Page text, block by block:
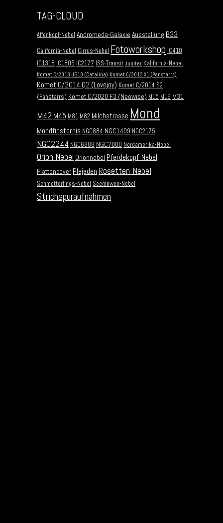
TAG-CLOUD
Affenkopf-Nebel Andromeda-Galaxie Ausstellung B33
California-Nebel Cirrus-Nebel Fotoworkshop IC410
IC1318 IC1805 IC2177 ISS-Transit Jupiter Kalifornia-Nebel
Komet C/2013 US10 (Catalina) Komet C/2013 X1 (Panstarrs)
Komet C/2014 Q2 (Lovejoy) Komet C/2014 S2
(Panstarrs) Komet C/2020 F3 (Neowise) M15 M16 M31
M42 M45 M81 M82 Milchstrasse Mond
Mondfinsternis NGC884 NGC1499 NGC2175
NGC2244 NGC6888 NGC7000 Nordamerika-Nebel
Orion-Nebel Orionnebel Pferdekopf-Nebel
Plattencover Plejaden Rosetten-Nebel
Schmetterlings-Nebel Seemöwen-Nebel
Strichspuraufnahmen